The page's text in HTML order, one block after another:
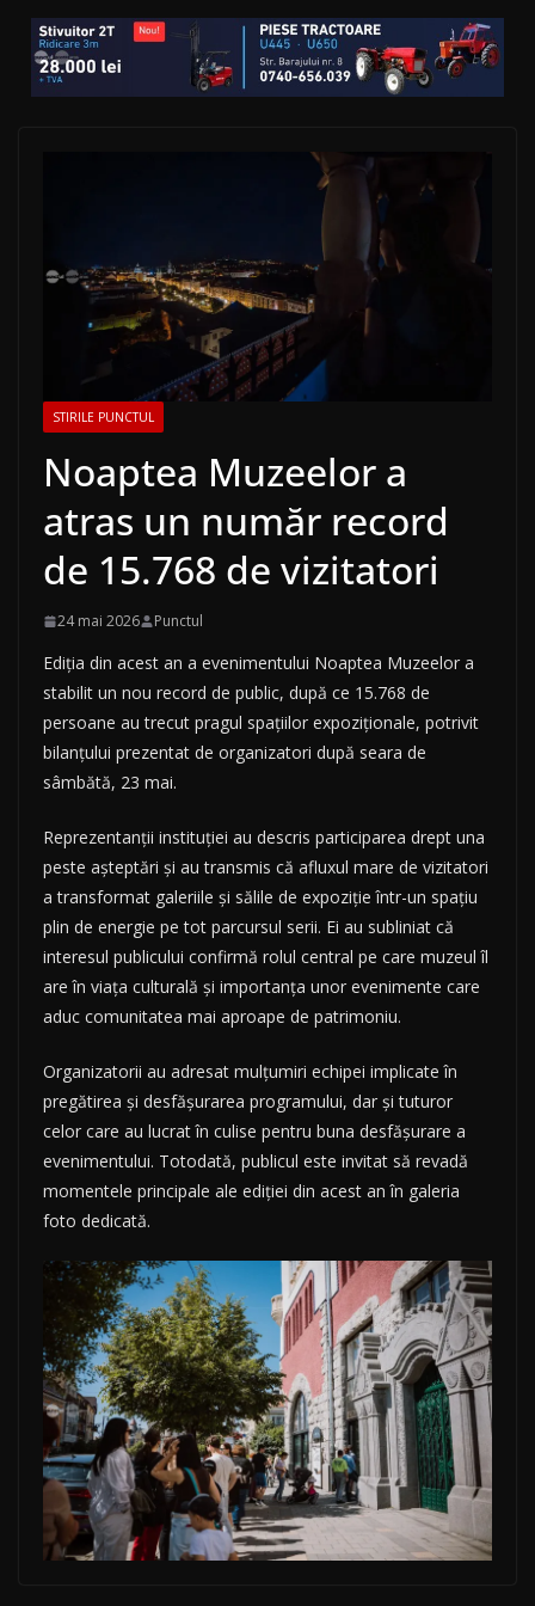
STIRILE PUNCTUL
Noaptea Muzeelor a
atras un număr record
de 15.768 de vizitatori
24 mai 2026 Punctul
Ediția din acest an a evenimentului Noaptea Muzeelor a
stabilit un nou record de public, după ce 15.768 de
persoane au trecut pragul spațiilor expoziționale, potrivit
bilanțului prezentat de organizatori după seara de
sâmbătă, 23 mai.
Reprezentanții instituției au descris participarea drept una
peste așteptări și au transmis că afluxul mare de vizitatori
a transformat galeriile și sălile de expoziție într-un spațiu
plin de energie pe tot parcursul serii. Ei au subliniat că
interesul publicului confirmă rolul central pe care muzeul îl
are în viața culturală și importanța unor evenimente care
aduc comunitatea mai aproape de patrimoniu.
Organizatorii au adresat mulțumiri echipei implicate în
pregătirea și desfășurarea programului, dar și tuturor
celor care au lucrat în culise pentru buna desfășurare a
evenimentului. Totodată, publicul este invitat să revadă
momentele principale ale ediției din acest an în galeria
foto dedicată.